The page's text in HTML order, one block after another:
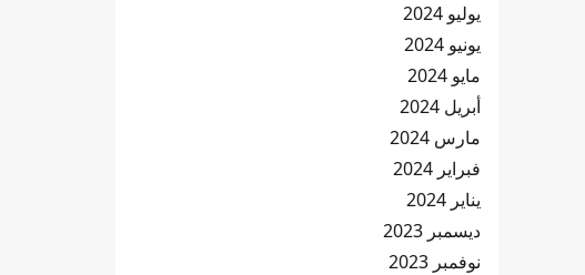
يوليو 2024
يونيو 2024
مايو 2024
أبريل 2024
مارس 2024
فبراير 2024
يناير 2024
ديسمبر 2023
نوفمبر 2023